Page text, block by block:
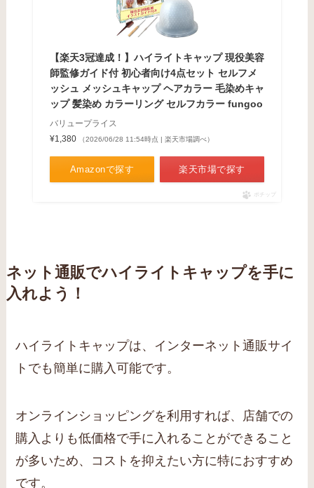
【楽天3冠達成！】ハイライトキャップ 現役美容
師監修ガイド付 初心者向け4点セット セルフメ
ッシュ メッシュキャップ ヘアカラー 毛染めキャ
ップ 髪染め カラーリング セルフカラー fungoo
バリュープライス
¥1,380
（2026/06/28 11:54時点 | 楽天市場調べ）
Amazonで探す 楽天市場で探す
ポチップ
ネット通販でハイライトキャップを手に
入れよう！
ハイライトキャップは、インターネット通販サイ
トでも簡単に購入可能です。
オンラインショッピングを利用すれば、店舗での
購入よりも低価格で手に入れることができること
が多いため、コストを抑えたい方に特におすすめ
です。